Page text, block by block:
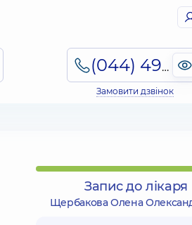
(044) 495-2-888
Замовити дзвінок
Запис до лікаря
Щербакова Олена